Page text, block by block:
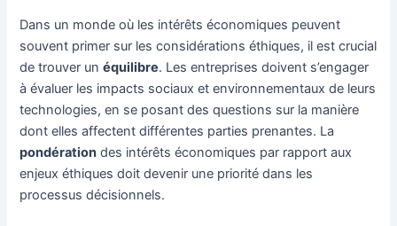
Dans un monde où les intérêts économiques peuvent
souvent primer sur les considérations éthiques, il est crucial
de trouver unéquilibre. Les entreprises doivent s’engager
à évaluer les impacts sociaux et environnementaux de leurs
technologies, en se posant des questions sur la manière
dont elles affectent différentes parties prenantes. La
pondération des intérêts économiques par rapport aux
enjeux éthiques doit devenir une priorité dans les
processus décisionnels.